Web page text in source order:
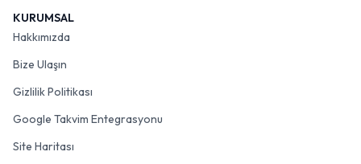
KURUMSAL
Hakkımızda
Bize Ulaşın
Gizlilik Politikası
Google Takvim Entegrasyonu
Site Haritası